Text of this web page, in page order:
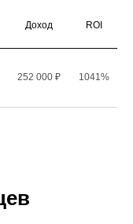
Доход ROI
252 000 ₽ 1041%